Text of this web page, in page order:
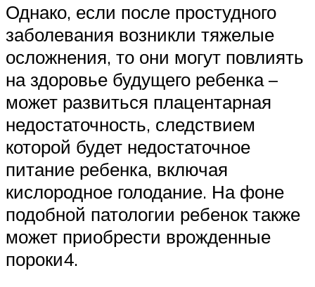
Однако, если после простудного
заболевания возникли тяжелые
осложнения, то они могут повлиять
на здоровье будущего ребенка –
может развиться плацентарная
недостаточность, следствием
которой будет недостаточное
питание ребенка, включая
кислородное голодание. На фоне
подобной патологии ребенок также
может приобрести врожденные
пороки4.